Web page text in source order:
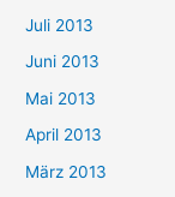
Juli 2013
Juni 2013
Mai 2013
April 2013
März 2013